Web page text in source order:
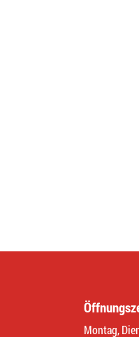
Montag,